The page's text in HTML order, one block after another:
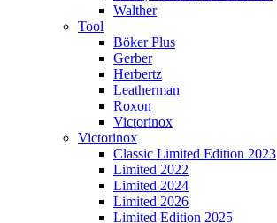
Walther
Tool
Böker Plus
Gerber
Herbertz
Leatherman
Roxon
Victorinox
Victorinox
Classic Limited Edition 2023
Limited 2022
Limited 2024
Limited 2026
Limited Edition 2025